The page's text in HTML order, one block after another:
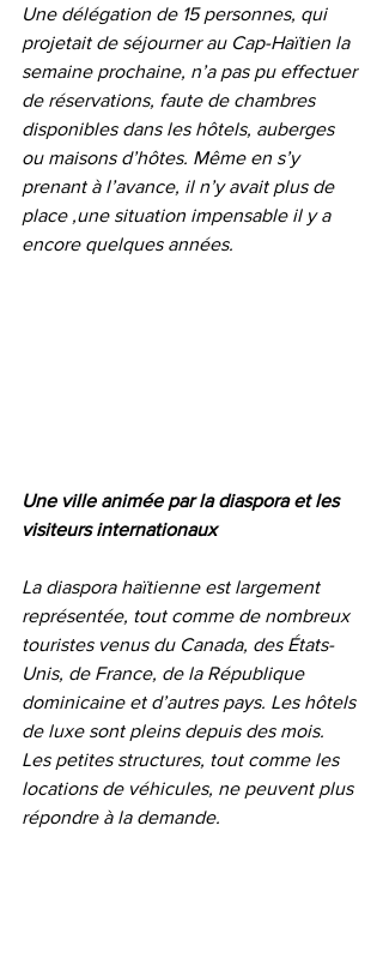
Une délégation de 15 personnes, qui
projetait de séjourner au Cap-Haïtien la
semaine prochaine, n’a pas pu effectuer
de réservations, faute de chambres
disponibles dans les hôtels, auberges
ou maisons d’hôtes. Même en s’y
prenant à l’avance, il n’y avait plus de
place ,une situation impensable il y a
encore quelques années.
Une ville animée par la diaspora et les
visiteurs internationaux
La diaspora haïtienne est largement
représentée, tout comme de nombreux
touristes venus du Canada, des États-
Unis, de France, de la République
dominicaine et d’autres pays. Les hôtels
de luxe sont pleins depuis des mois.
Les petites structures, tout comme les
locations de véhicules, ne peuvent plus
répondre à la demande.